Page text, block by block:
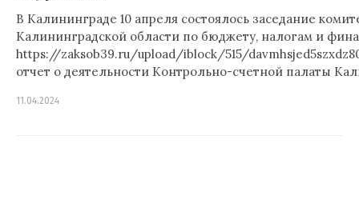
В Калининграде 10 апреля состоялось заседание
Калининградской области по бюджету, налогам и
https://zaksob39.ru/upload/iblock/515/
отчет о деятельности Контрольно-счетной палаты
11.04.2024